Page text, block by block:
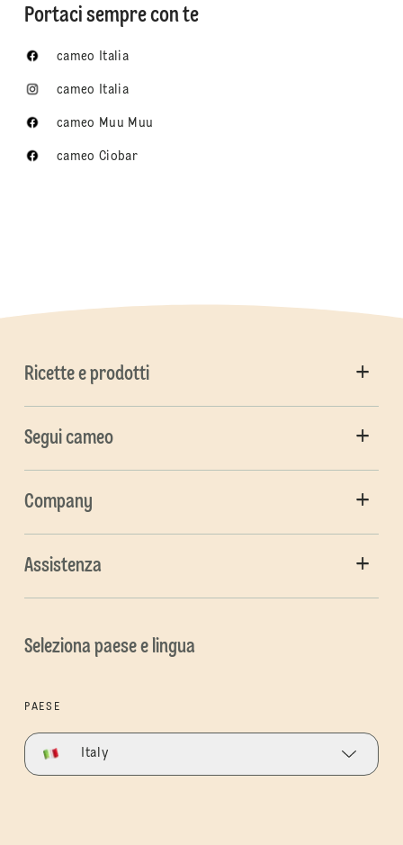
Portaci sempre con te
cameo Italia
cameo Italia
cameo Muu Muu
cameo Ciobar
Ricette e prodotti
Segui cameo
Company
Assistenza
Seleziona paese e lingua
PAESE
Italy